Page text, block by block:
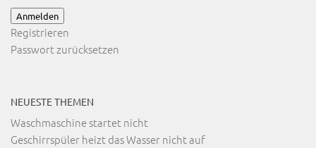
Anmelden
Registrieren
Passwort zurücksetzen
NEUESTE THEMEN
Waschmaschine startet nicht
Geschirrspüler heizt das Wasser nicht auf